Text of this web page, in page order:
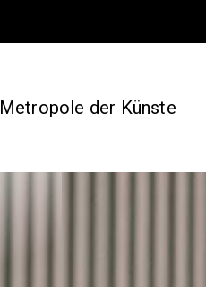
Metropole der Künste